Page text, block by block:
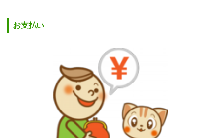
お支払い